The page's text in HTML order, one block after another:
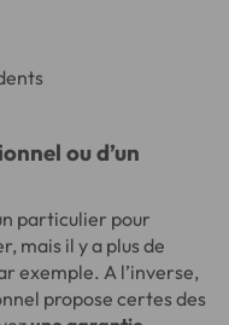
ou d’un
particulier pour
mais il y a plus de
exemple. A l’inverse,
propose certes des